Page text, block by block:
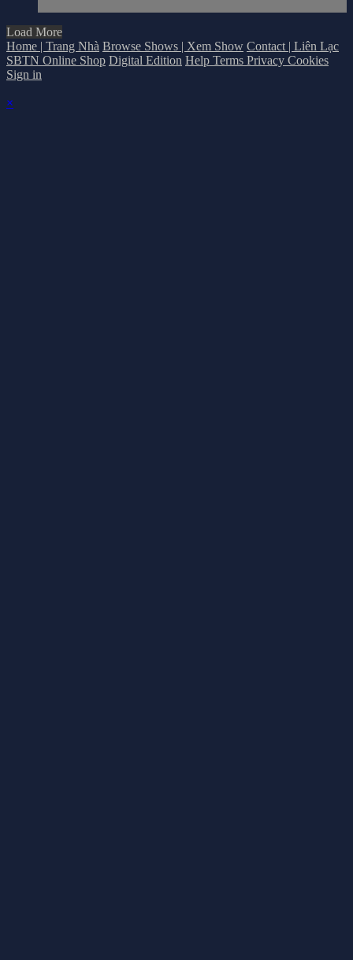
Load More
Home | Trang Nhà Browse Shows | Xem Show Contact | Liên Lạc
SBTN Online Shop Digital Edition Help Terms Privacy Cookies
Sign in
×